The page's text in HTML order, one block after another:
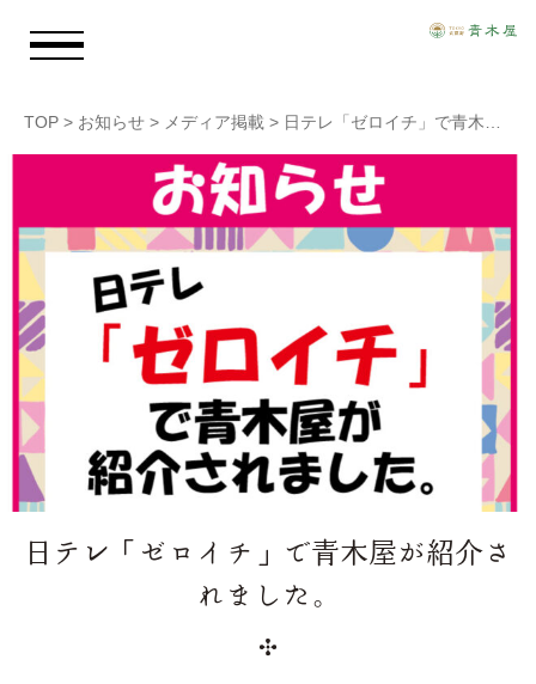
青木屋のおもい
商品情報
店舗情報
採用情報
TOP > お知らせ > メディア掲載 > 日テレ「ゼロイチ」で青木屋が紹介されました。
日テレ「ゼロイチ」で青木屋が紹介さ
れました。